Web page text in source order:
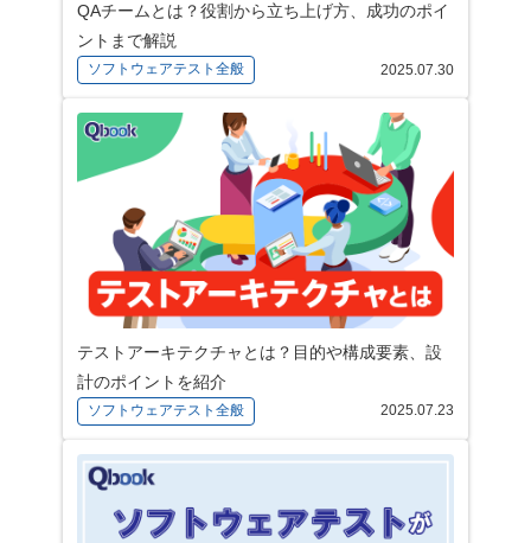
QAチームとは？役割から立ち上げ方、成功のポイ
ントまで解説
ソフトウェアテスト全般 2025.07.30
テストアーキテクチャとは？目的や構成要素、設
計のポイントを紹介
ソフトウェアテスト全般 2025.07.23